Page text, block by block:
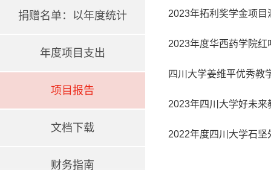
捐赠名单：以年度统计
年度项目支出
项目报告
文档下载
财务指南
2023年拓利奖学金项目
2023年度华西药学院
四川大学姜维平优秀教
2023年四川大学好未
2022年度四川大学石